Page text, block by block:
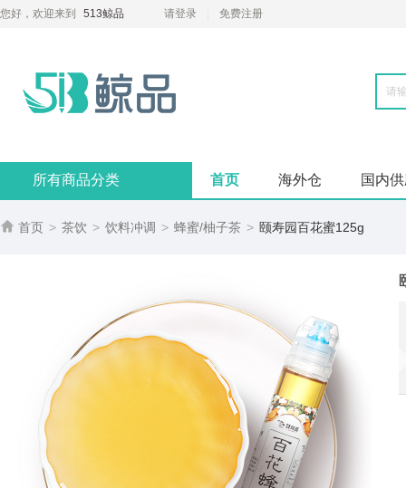
您好，欢迎来到 513鲸品 请登录 免费注册
所有商品分类 首页 海外仓 国内
 首页 > 茶饮 > 饮料冲调 > 蜂蜜/柚子茶 > 颐寿园百花蜜125g